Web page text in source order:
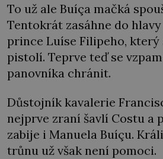
To už ale Buíça mačká
Tentokrát zasáhne do
prince Luíse Filipeho, který
pistolí. Teprve teď se
panovníka chránit.
Důstojník kavalerie
nejprve zraní šavlí Costu a
zabije i Manuela Buíçu.
trůnu už však není pomoci.